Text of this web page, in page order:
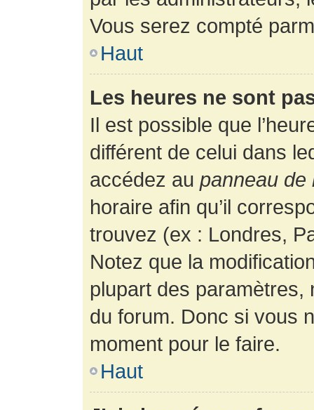
Vous serez compté
Haut
Les heures ne sont
Il est possible que
différent de celui dans
accédez au panneau de
horaire afin qu’il
trouvez (ex : Londres,
Notez que la
plupart des paramètres,
du forum. Donc si vous
moment pour le faire.
Haut